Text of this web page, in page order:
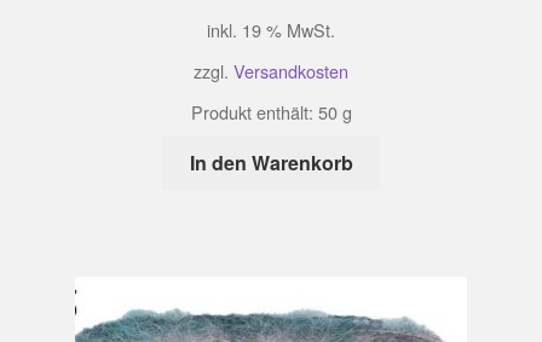
inkl. 19 % MwSt.
zzgl. Versandkosten
Produkt enthält: 50g
In den Warenkorb